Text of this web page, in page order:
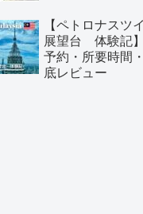
【ペトロナスツ
展望台 体験記
予約・所要時間
底レビュー